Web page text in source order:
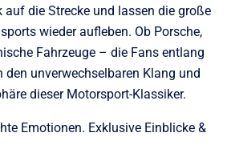
auf die Strecke und lassen die große
wieder aufleben. Ob Porsche,
Fahrzeuge – die Fans entlang
den unverwechselbaren Klang und
dieser Motorsport-Klassiker.
Emotionen. Exklusive Einblicke &